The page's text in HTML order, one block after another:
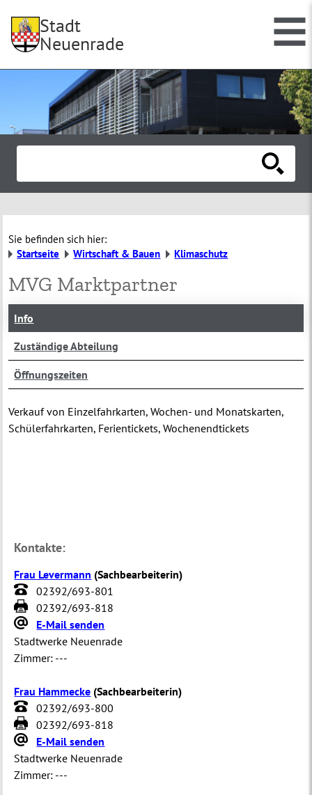
Stadt
Neuenrade
Sie befinden sich hier:
Startseite
Wirtschaft & Bauen Klimaschutz
MVG Marktpartner
Info
Zuständige Abteilung
Öffnungszeiten
Verkauf von Einzelfahrkarten, Wochen- und Monatskarten,
Schülerfahrkarten, Ferientickets, Wochenendtickets
Kontakte:
Frau Levermann (Sachbearbeiterin)
02392/693-801
02392/693-818
E-Mail senden
Stadtwerke Neuenrade
Zimmer: ---
Frau Hammecke (Sachbearbeiterin)
02392/693-800
02392/693-818
E-Mail senden
Stadtwerke Neuenrade
Zimmer: ---